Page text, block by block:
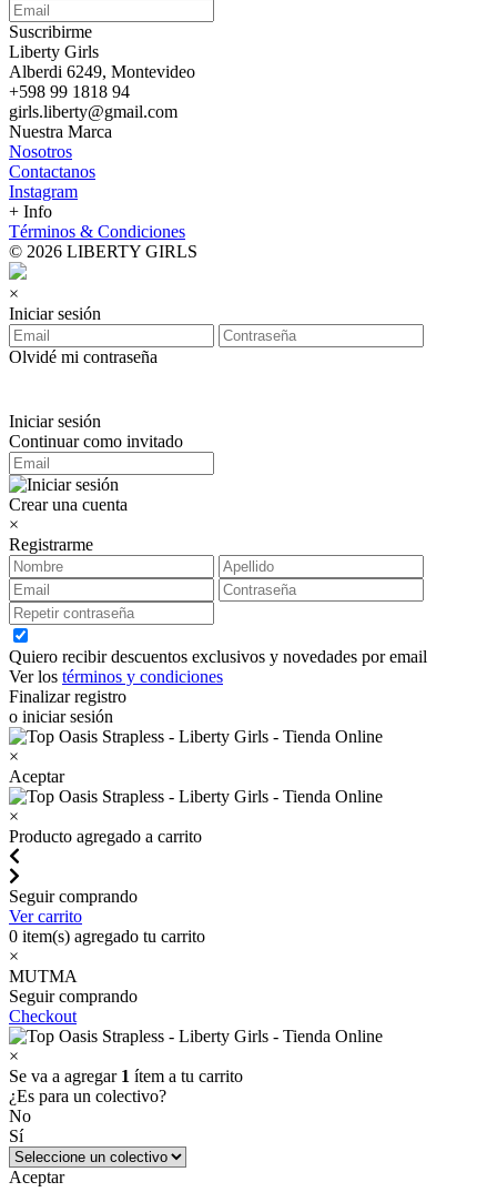
Suscribirme
Liberty Girls
Alberdi 6249, Montevideo
+598 99 1818 94
girls.liberty@gmail.com
Nuestra Marca
Nosotros
Contactanos
Instagram
+ Info
Términos & Condiciones
© 2026 LIBERTY GIRLS
×
Iniciar sesión
Olvidé mi contraseña
Iniciar sesión
Continuar como invitado
Crear una cuenta
×
Registrarme
Quiero recibir descuentos exclusivos y novedades por email
Ver los términos y condiciones
Finalizar registro
o iniciar sesión
×
Aceptar
×
Producto agregado a carrito
Seguir comprando
Ver carrito
0 item(s) agregado tu carrito
×
MUTMA
Seguir comprando
Checkout
×
Se va a agregar 1 ítem a tu carrito
¿Es para un colectivo?
No
Sí
Aceptar